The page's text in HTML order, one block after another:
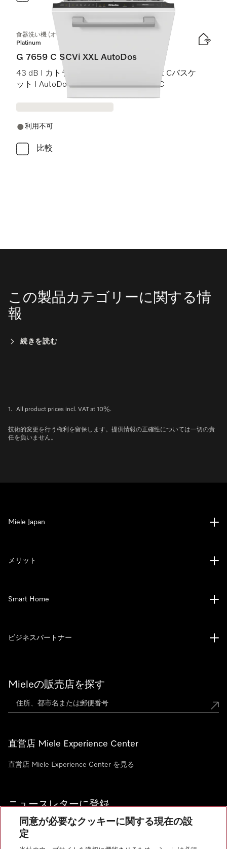
食器洗い機 (オールドア材取付専用タイプ) XXL
Platinum
G 7659 C SCVi XXL AutoDos
43 dB I カトラリートレイ I ExtraComfort Cバスケ
ット I AutoDos I 高温洗浄・すすぎ 75 °C
利用不可
比較
この製品カテゴリーに関する情
報
続きを読む
1. All product prices incl. VAT at 10%.
技術的変更を行う権利を留保します。提供情報の正確性については一切の責
任を負いません。
Mieleの販売店を探す
直営店 Miele Experience Center
直営店 Miele Experience Center を見る
ニュースレターに登録
Miele Japan
メリット
Smart Home
ビジネスパートナー
同意が必要なクッキーに関する現在の設
定